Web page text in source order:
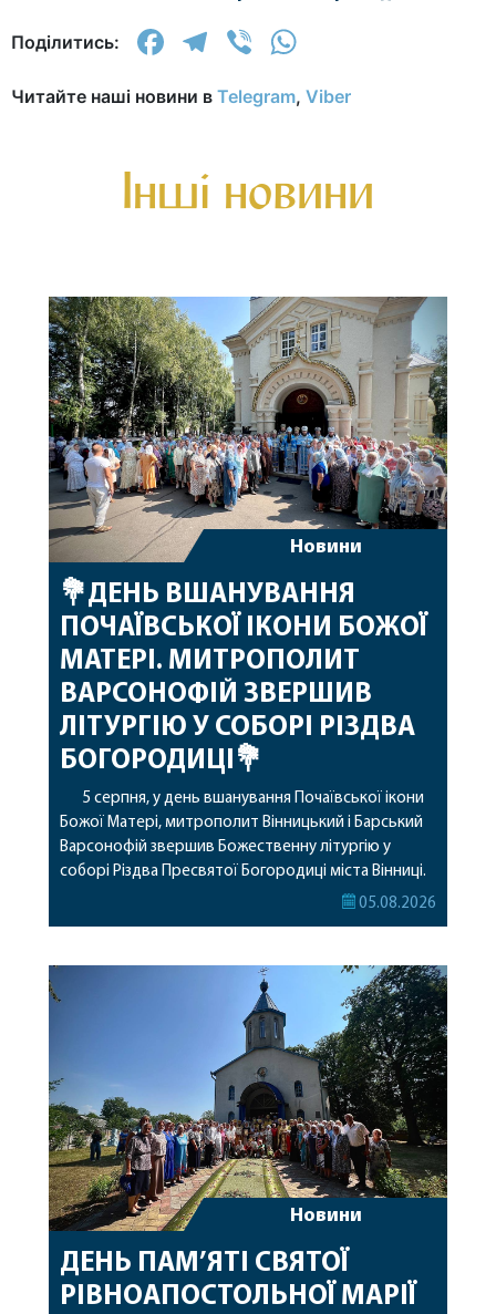
Поділитись: Facebook
Telegram
Viber
Читайте наші новини в Telegram, Viber
Інші новини
Новини
💐ДЕНЬ ВШАНУВАННЯ
ПОЧАЇВСЬКОЇ ІКОНИ БОЖОЇ
МАТЕРІ. МИТРОПОЛИТ
ВАРСОНОФІЙ ЗВЕРШИВ
ЛІТУРГІЮ У СОБОРІ РІЗДВА
БОГОРОДИЦІ💐
5 серпня, у день вшанування Почаївської ікони
Божої Матері, митрополит Вінницький і Барський
Варсонофій звершив Божественну літургію у
соборі Різдва Пресвятої Богородиці міста Вінниці.
Його Високопреосвященству співслужили
священному сані. Під час богослужіння підносилися
особливі молитви за мир в Україні, за воїнів, які
05.08.2026
Новини
ДЕНЬ ПАМ’ЯТІ СВЯТОЇ
РІВНОАПОСТОЛЬНОЇ МАРІЇ